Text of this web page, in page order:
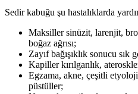
Sedir kabuğu şu hastalıklarda
Maksiller sinüzit, larenjit,
boğaz ağrısı;
Zayıf bağışıklık sonucu sık
Kapiller kırılganlık,
Egzama, akne, çeşitli
püstüller;